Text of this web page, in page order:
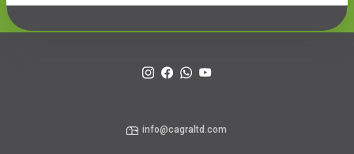
info@cagraltd.com